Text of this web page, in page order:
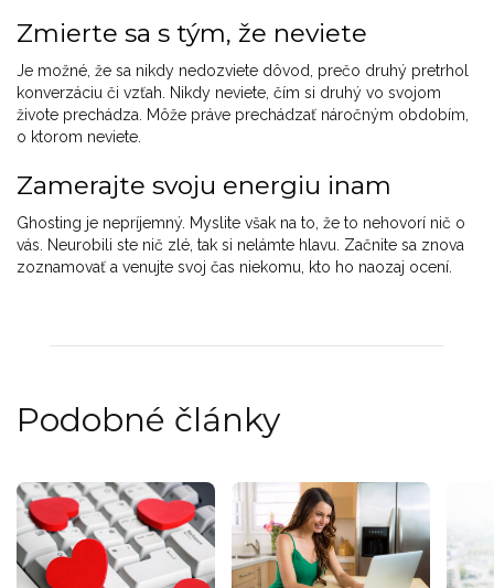
Zmierte sa s tým, že neviete
Je možné, že sa nikdy nedozviete dôvod, prečo druhý pretrhol
konverzáciu či vzťah. Nikdy neviete, čím si druhý vo svojom
živote prechádza. Môže práve prechádzať náročným obdobím,
o ktorom neviete.
Zamerajte svoju energiu inam
Ghosting je nepríjemný. Myslite však na to, že to nehovorí nič o
vás. Neurobili ste nič zlé, tak si nelámte hlavu. Začnite sa znova
zoznamovať a venujte svoj čas niekomu, kto ho naozaj ocení.
Podobné články